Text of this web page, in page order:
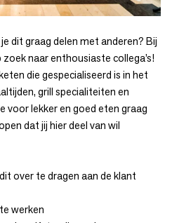
dit graag delen met anderen? Bij
naar enthousiaste collega’s!
die gespecialiseerd is in het
grill specialiteiten en
voor lekker en goed eten graag
dat jij hier deel van wil
over te dragen aan de klant
werken